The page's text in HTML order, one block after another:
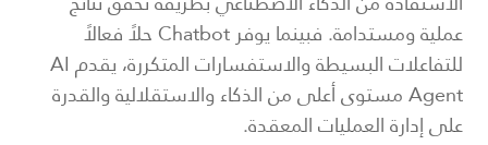
عملية ومستدامة. فبينما يوفر Chatbot حلاً فعالاً
للتفاعلات البسيطة والاستفسارات المتكررة، يقدم AI
Agent مستوى أعلى من الذكاء والاستقلالية والقدرة
على إدارة العمليات المعقدة.